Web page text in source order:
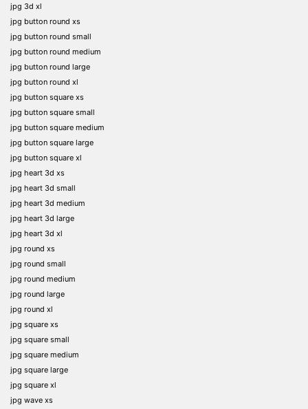
jpg 3d xl
jpg button round xs
jpg button round small
jpg button round medium
jpg button round large
jpg button round xl
jpg button square xs
jpg button square small
jpg button square medium
jpg button square large
jpg button square xl
jpg heart 3d xs
jpg heart 3d small
jpg heart 3d medium
jpg heart 3d large
jpg heart 3d xl
jpg round xs
jpg round small
jpg round medium
jpg round large
jpg round xl
jpg square xs
jpg square small
jpg square medium
jpg square large
jpg square xl
jpg wave xs